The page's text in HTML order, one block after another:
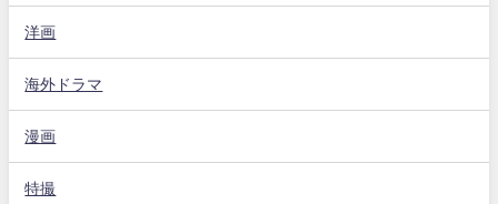
洋画
海外ドラマ
漫画
特撮